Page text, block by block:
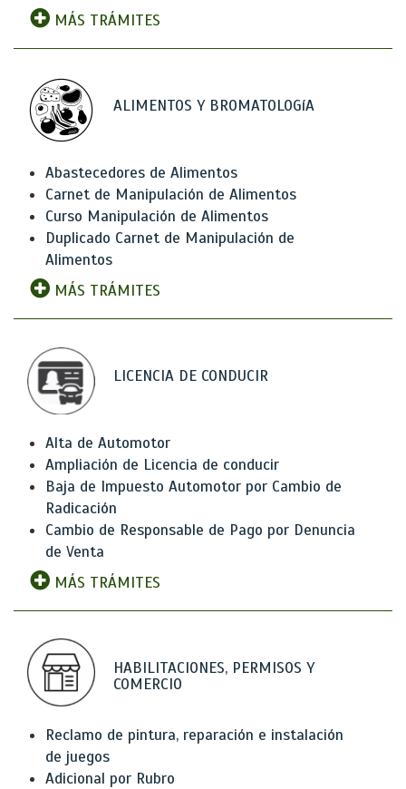
MÁS TRÁMITES
ALIMENTOS Y BROMATOLOGíA
Abastecedores de Alimentos
Carnet de Manipulación de Alimentos
Curso Manipulación de Alimentos
Duplicado Carnet de Manipulación de
Alimentos
MÁS TRÁMITES
LICENCIA DE CONDUCIR
Alta de Automotor
Ampliación de Licencia de conducir
Baja de Impuesto Automotor por Cambio de
Radicación
Cambio de Responsable de Pago por Denuncia
de Venta
MÁS TRÁMITES
HABILITACIONES, PERMISOS Y
COMERCIO
Reclamo de pintura, reparación e instalación
de juegos
Adicional por Rubro